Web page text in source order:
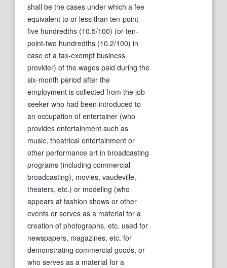
shall be the cases under which a fee
equivalent to or less than ten-point-
five hundredths (10.5/100) (or ten-
point-two hundredths (10.2/100) in
case of a tax-exempt business
provider) of the wages paid during the
six-month period after the
employment is collected from the job
seeker who had been introduced to
an occupation of entertainer (who
provides entertainment such as
music, theatrical entertainment or
other performance art in broadcasting
programs (including commercial
broadcasting), movies, vaudeville,
theaters, etc.) or modeling (who
appears at fashion shows or other
events or serves as a material for a
creation of photographs, etc. used for
newspapers, magazines, etc. for
demonstrating commercial goods, or
who serves as a material for a